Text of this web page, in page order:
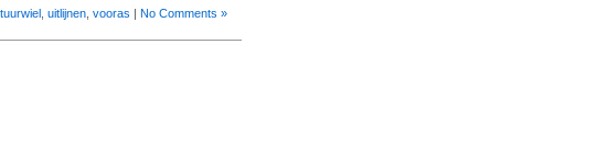
uitlijnen vooras No Comments »